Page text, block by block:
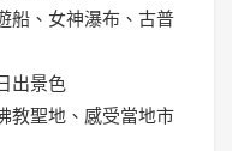
船、女神瀑布、古普
出景色
教聖地、感受當地市